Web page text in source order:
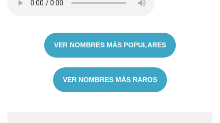
VER NOMBRES MÁS POPULARES
VER NOMBRES MÁS RAROS